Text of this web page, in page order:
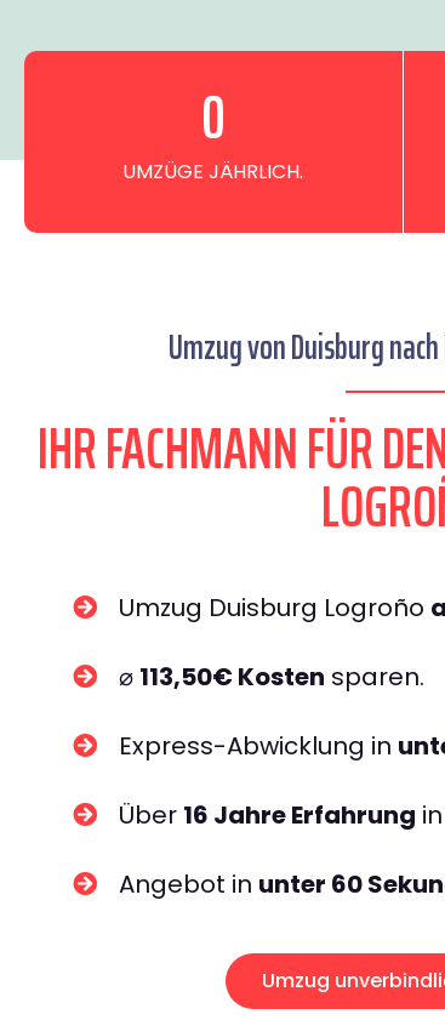
UMZÜGE JÄHRLICH.
0
Umzug von Duisburg
IHR FACHMANN FÜR
Umzug Duisburg Logroño
⌀ 113,50€ Kosten sparen.
Express-Abwicklung in
Über 16 Jahre Erfahrung
Angebot in unter 60
Umzug